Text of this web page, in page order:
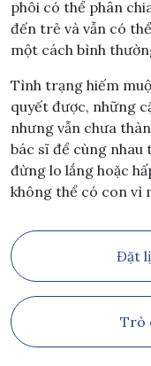
phôi có thể phân
đến trẻ và vẫn có
một cách bình
Tình trạng hiếm
quyết được, những
nhưng vẫn chưa
bác sĩ để cùng nhau
đừng lo lắng hoặc
không thể có con vì
Đặt
Trò